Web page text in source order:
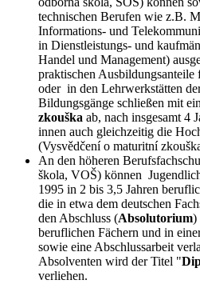
technischen Berufen wie z.B.
Informations- und
in Dienstleistungs- und
Handel und Management)
praktischen
oder in den Lehrwerkstätten
Bildungsgänge schließen mit
zkouška ab, nach insgesamt 4
innen auch gleichzeitig die
(Vysvědčení o maturitní
An den höheren
škola, VOŠ) können
1995 in 2 bis 3,5 Jahren
die in etwa dem deutschen
den Abschluss (Absolutorium)
beruflichen Fächern und in
sowie eine Abschlussarbeit
Absolventen wird der Titel "
verliehen.